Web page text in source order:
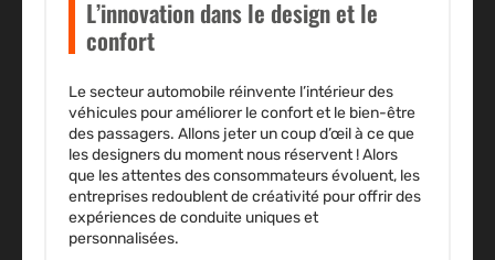
L’innovation dans le design et le
confort
Le secteur automobile réinvente l’intérieur des
véhicules pour améliorer le confort et le bien-être
des passagers. Allons jeter un coup d’œil à ce que
les designers du moment nous réservent ! Alors
que les attentes des consommateurs évoluent, les
entreprises redoublent de créativité pour offrir des
expériences de conduite uniques et
personnalisées.